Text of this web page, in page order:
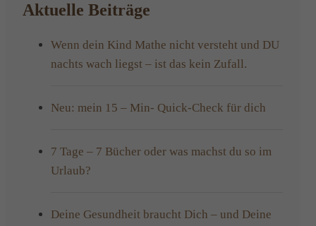
Aktuelle Beiträge
Wenn dein Kind Mathe nicht versteht und DU
nachts wach liegst – ist das kein Zufall.
Neu: mein 15 – Min- Quick-Check für dich
7 Tage – 7 Bücher oder was machst du so im
Urlaub?
Deine Gesundheit braucht Dich – und Deine